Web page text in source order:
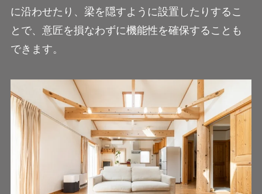
に沿わせたり、梁を隠すように設置したりするこ
とで、意匠を損なわずに機能性を確保することも
できます。